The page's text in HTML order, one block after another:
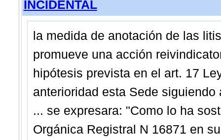
INCIDENTAL
la medida de anotación de las
promueve una acción
hipótesis prevista en el art. 17
anterioridad esta Sede
... se expresara: "Como lo ha
Orgánica Registral N 16871 en